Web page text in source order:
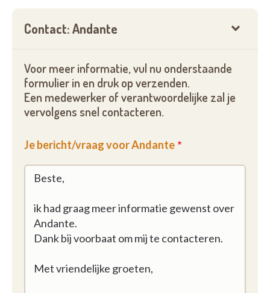
Contact: Andante
Voor meer informatie, vul nu onderstaande
formulier in en druk op verzenden.
Een medewerker of verantwoordelijke zal je
vervolgens snel contacteren.
Je bericht/vraag voor Andante